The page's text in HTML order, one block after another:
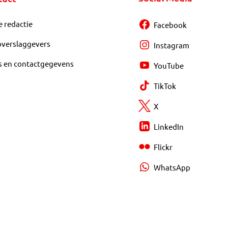
redactie
en contactgegevens
Facebook
Instagram
YouTube
TikTok
X
LinkedIn
Flickr
WhatsApp